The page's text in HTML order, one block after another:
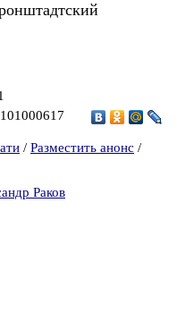
/ Разместить анонс /
Раков